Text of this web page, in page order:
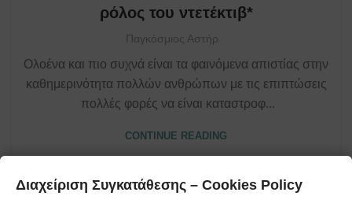
ρόλος του ντετέκτιβ*
Παγκόσμιος Αστήρ
Ολοένα και πιο συχνά είναι τα φαινόμενα απιστίας στην
καθημερινότητα πολλών ανθρώπων με τις επιπτώσεις
πολλές φορές να είναι καταστροφ...
CONTINUE READING
Διαχείριση Συγκατάθεσης – Cookies Policy